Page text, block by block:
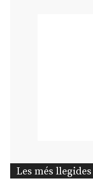
Les més llegides